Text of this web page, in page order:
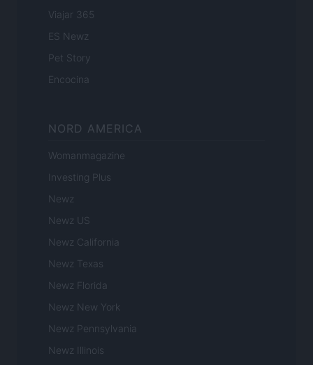
Viajar 365
ES Newz
Pet Story
Encocina
NORD AMERICA
Womanmagazine
Investing Plus
Newz
Newz US
Newz California
Newz Texas
Newz Florida
Newz New York
Newz Pennsylvania
Newz Illinois